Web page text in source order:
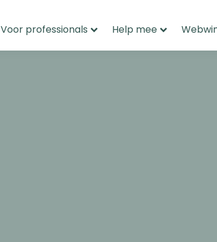
Voor professionals Help mee